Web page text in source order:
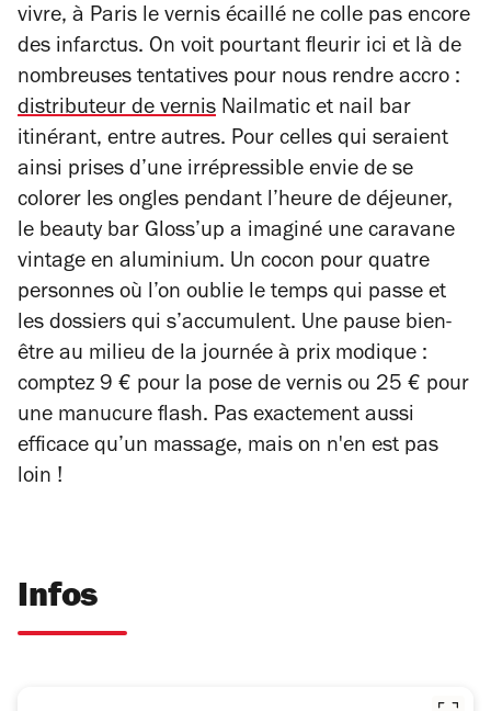
vivre, à Paris le vernis écaillé ne colle pas encore
des infarctus. On voit pourtant fleurir ici et là de
nombreuses tentatives pour nous rendre accro :
distributeur de vernis Nailmatic et nail bar
itinérant, entre autres. Pour celles qui seraient
ainsi prises d’une irrépressible envie de se
colorer les ongles pendant l’heure de déjeuner,
le beauty bar Gloss’up a imaginé une caravane
vintage en aluminium. Un cocon pour quatre
personnes où l’on oublie le temps qui passe et
les dossiers qui s’accumulent. Une pause bien-
être au milieu de la journée à prix modique :
comptez 9 € pour la pose de vernis ou 25 € pour
une manucure flash. Pas exactement aussi
efficace qu’un massage, mais on n'en est pas
loin !
Infos